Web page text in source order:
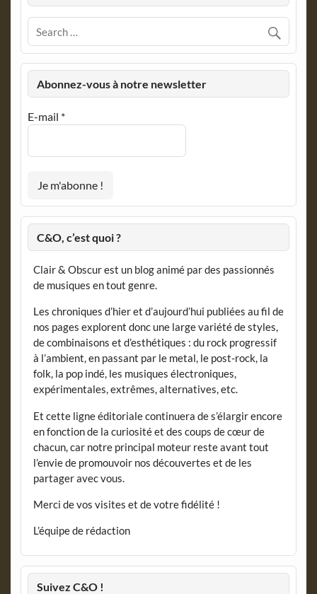
Abonnez-vous à notre newsletter
E-mail *
C&O, c’est quoi ?
Clair & Obscur est un blog animé par des passionnés
de musiques en tout genre.
Les chroniques d’hier et d’aujourd’hui publiées au fil de
nos pages explorent donc une large variété de styles,
de combinaisons et d’esthétiques : du rock progressif
à l’ambient, en passant par le metal, le post-rock, la
folk, la pop indé, les musiques électroniques,
expérimentales, extrêmes, alternatives, etc.
Et cette ligne éditoriale continuera de s’élargir encore
en fonction de la curiosité et des coups de cœur de
chacun, car notre principal moteur reste avant tout
l’envie de promouvoir nos découvertes et de les
partager avec vous.
Merci de vos visites et de votre fidélité !
L’équipe de rédaction
Suivez C&O !